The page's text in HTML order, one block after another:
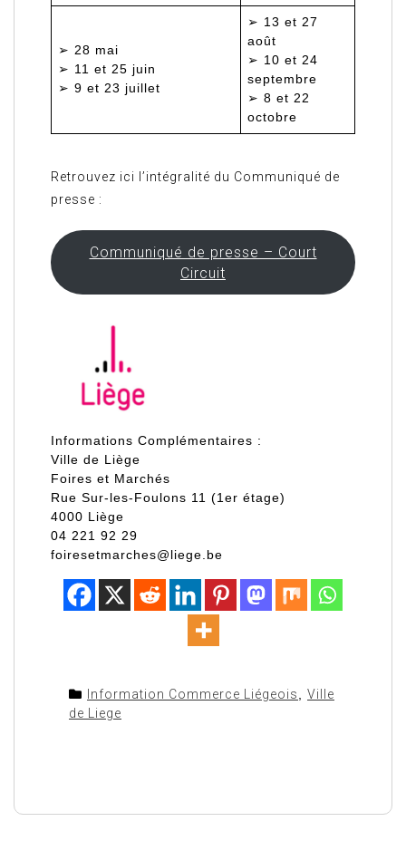
➢ 28 mai
➢ 11 et 25 juin
➢ 9 et 23 juillet
➢ 13 et 27
août
➢ 10 et 24
septembre
➢ 8 et 22
octobre
Retrouvez ici l’intégralité du Communiqué de
presse :
Communiqué de presse – Court
Circuit
Informations Complémentaires :
Ville de Liège
Foires et Marchés
Rue Sur-les-Foulons 11 (1er étage)
4000 Liège
04 221 92 29
foiresetmarches@liege.be
Information Commerce Liégeois, Ville
de Liege